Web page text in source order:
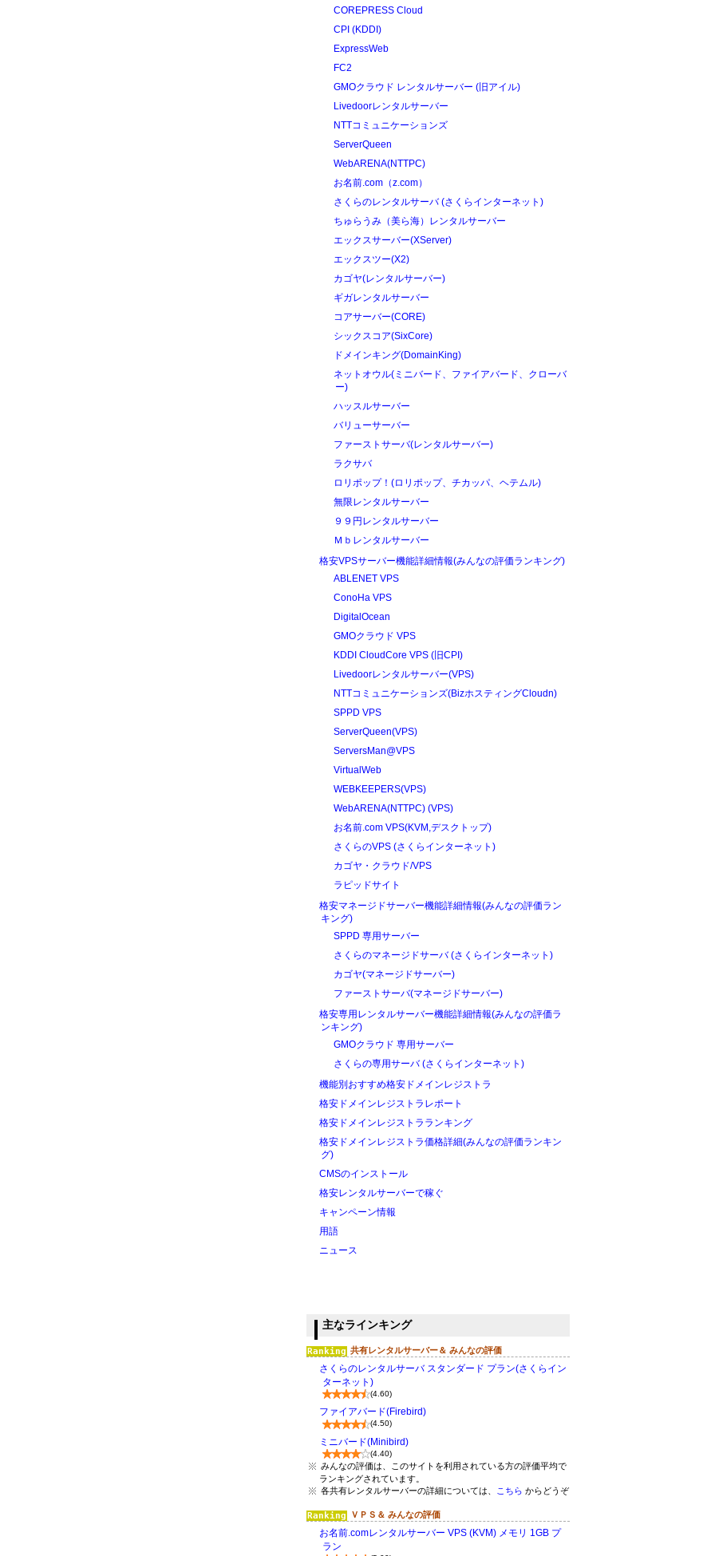
COREPRESS Cloud
CPI (KDDI)
ExpressWeb
FC2
GMOクラウド レンタルサーバー (旧アイル)
Livedoorレンタルサーバー
NTTコミュニケーションズ
ServerQueen
WebARENA(NTTPC)
お名前.com（z.com）
さくらのレンタルサーバ (さくらインターネット)
ちゅらうみ（美ら海）レンタルサーバー
エックスサーバー(XServer)
エックスツー(X2)
カゴヤ(レンタルサーバー)
ギガレンタルサーバー
コアサーバー(CORE)
シックスコア(SixCore)
ドメインキング(DomainKing)
ネットオウル(ミニバード、ファイアバード、クローバ
ー)
ハッスルサーバー
バリューサーバー
ファーストサーバ(レンタルサーバー)
ラクサバ
ロリポップ！(ロリポップ、チカッパ、ヘテムル)
無限レンタルサーバー
９９円レンタルサーバー
Ｍｂレンタルサーバー
格安VPSサーバー機能詳細情報(みんなの評価ランキング)
ABLENET VPS
ConoHa VPS
DigitalOcean
GMOクラウド VPS
KDDI CloudCore VPS (旧CPI)
Livedoorレンタルサーバー(VPS)
NTTコミュニケーションズ(BizホスティングCloudn)
SPPD VPS
ServerQueen(VPS)
ServersMan@VPS
VirtualWeb
WEBKEEPERS(VPS)
WebARENA(NTTPC) (VPS)
お名前.com VPS(KVM,デスクトップ)
さくらのVPS (さくらインターネット)
カゴヤ・クラウド/VPS
ラピッドサイト
格安マネージドサーバー機能詳細情報(みんなの評価ラン
キング)
SPPD 専用サーバー
さくらのマネージドサーバ (さくらインターネット)
カゴヤ(マネージドサーバー)
ファーストサーバ(マネージドサーバー)
格安専用レンタルサーバー機能詳細情報(みんなの評価ラ
ンキング)
GMOクラウド 専用サーバー
さくらの専用サーバ (さくらインターネット)
機能別おすすめ格安ドメインレジストラ
格安ドメインレジストラレポート
格安ドメインレジストラランキング
格安ドメインレジストラ価格詳細(みんなの評価ランキン
グ)
CMSのインストール
格安レンタルサーバーで稼ぐ
キャンペーン情報
用語
ニュース
主なラインキング
共有レンタルサーバー＆ みんなの評価
さくらのレンタルサーバ スタンダード プラン(さくらイン
ターネット)
(4.60)
ファイアバード(Firebird)
(4.50)
ミニバード(Minibird)
(4.40)
みんなの評価は、このサイトを利用されている方の評価平均で
ランキングされています。
各共有レンタルサーバーの詳細については、
こちら からどうぞ
ＶＰＳ＆ みんなの評価
お名前.comレンタルサーバー VPS (KVM) メモリ 1GB プ
ラン